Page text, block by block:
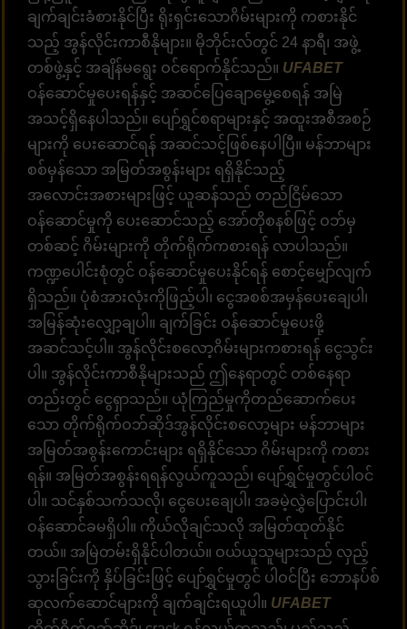
ချက်ချင်းခံစားနိုင်ပြီး ရိုးရှင်းသောဂိမ်းများကို ကစားနိုင်
သည့် အွန်လိုင်းကာစီနိုများ။ မိုဘိုင်းလ်တွင် 24 နာရီ၊ အဖွဲ့
တစ်ဖွဲ့နှင့် အချိန်မရွေး ဝင်ရောက်နိုင်သည်။ UFABET
ဝန်ဆောင်မှုပေးရန်နှင့် အဆင်ပြေချောမွေ့စေရန် အမြဲ
အသင့်ရှိနေပါသည်။ ပျော်ရွှင်စရာများနှင့် အထူးအစီအစဉ်
များကို ပေးဆောင်ရန် အဆင်သင့်ဖြစ်နေပါပြီ။ မန်ဘာများ
စစ်မှန်သော အမြတ်အစွန်းများ ရရှိနိုင်သည့်
အလောင်းအစားများဖြင့် ယူဆန်သည် တည်ငြိမ်သော
ဝန်ဆောင်မှုကို ပေးဆောင်သည့် အော်တိုစနစ်ဖြင့် ဝဘ်မှ
တစ်ဆင့် ဂိမ်းများကို တိုက်ရိုက်ကစားရန် လာပါသည်။
ကဏ္ဍပေါင်းစုံတွင် ဝန်ဆောင်မှုပေးနိုင်ရန် စောင့်မျှော်လျက်
ရှိသည်။ ပုံစံအားလုံးကိုဖြည့်ပါ၊ ငွေအစစ်အမှန်ပေးချေပါ၊
အမြန်ဆုံးလျှော့ချပါ။ ချက်ခြင်း ဝန်ဆောင်မှုပေးဖို့
အဆင်သင့်ပါ။ အွန်လိုင်းစလော့ဂိမ်းများကစားရန် ငွေသွင်း
ပါ။ အွန်လိုင်းကာစီနိုများသည် ဤနေရာတွင် တစ်နေရာ
တည်းတွင် ငွေရှာသည်။ ယုံကြည်မှုကိုတည်ဆောက်ပေး
သော တိုက်ရိုက်ဝဘ်ဆိုဒ်အွန်လိုင်းစလော့များ မန်ဘာများ
အမြတ်အစွန်းကောင်းများ ရရှိနိုင်သော ဂိမ်းများကို ကစား
ရန်။ အမြတ်အစွန်းရရန်လွယ်ကူသည်၊ ပျော်ရွှင်မှုတွင်ပါဝင်
ပါ။ သင်နှစ်သက်သလို၊ ငွေပေးချေပါ၊ အခမဲ့လွှဲပြောင်းပါ၊
ဝန်ဆောင်ခမရှိပါ။ ကိုယ်လိုချင်သလို အမြတ်ထုတ်နိုင်
တယ်။ အမြဲတမ်းရှိနိုင်ပါတယ်။ ဝယ်ယူသူများသည် လှည့်
သွားခြင်းကို နှိပ်ခြင်းဖြင့် ပျော်ရွှင်မှုတွင် ပါဝင်ပြီး ဘောနပ်စ်
ဆုလက်ဆောင်များကို ချက်ချင်းရယူပါ။ UFABET